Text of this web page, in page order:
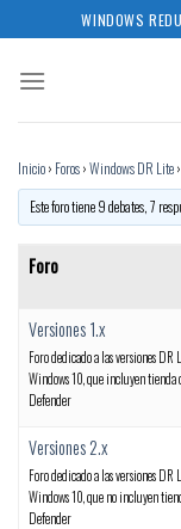
to
content
WINDOWS
Inicio› Foros›Windows DR Lite›
Este foro tiene 9 debates, 7
Foro
Versiones 1.x
Foro dedicado a las versiones DR
Windows 10, que incluyen tienda
Defender
Versiones 2.x
Foro dedicado a las versiones DR
Windows 10, que no incluyen
Defender